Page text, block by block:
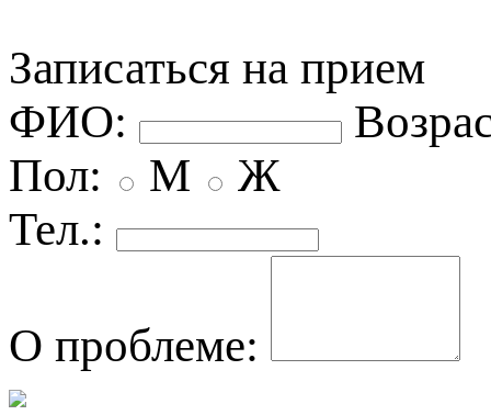
Записаться на прием
ФИО:
Пол:
М
Ж
Тел.:
О проблеме: